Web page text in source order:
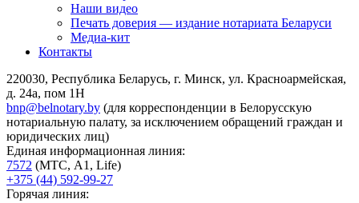
Наши видео
Печать доверия — издание нотариата Беларуси
Медиа-кит
Контакты
220030, Республика Беларусь, г. Минск, ул. Красноармейская,
д. 24а, пом 1Н
bnp@belnotary.by (для корреспонденции в Белорусскую
нотариальную палату, за исключением обращений граждан и
юридических лиц)
Единая информационная линия:
7572 (МТС, A1, Life)
+375 (44) 592-99-27
Горячая линия: